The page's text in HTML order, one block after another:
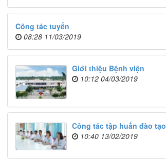
Công tác tuyến
08:28 11/03/2019
Giới thiệu Bệnh viện
10:12 04/03/2019
Công tác tập huấn đào tạo
10:40 13/02/2019